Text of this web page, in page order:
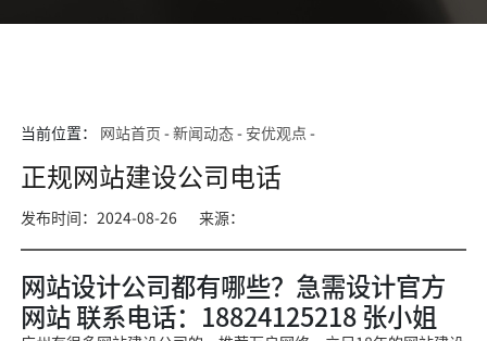
当前位置： 网站首页 -新闻动态- 安优观点 -
正规网站建设公司电话
发布时间：2024-08-26 来源：
网站设计公司都有哪些？急需设计官方
网站 联系电话：18824125218 张小姐